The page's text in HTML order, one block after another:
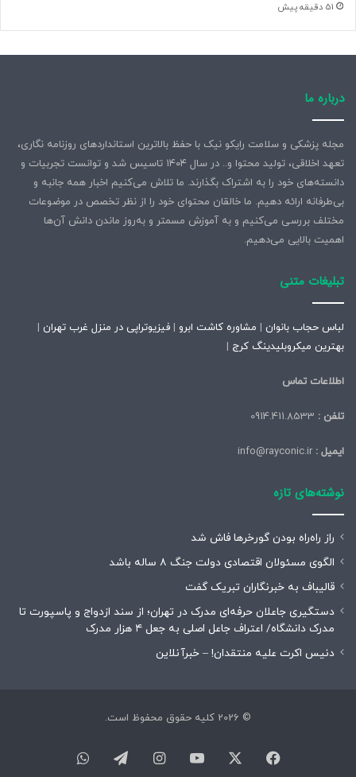
51 دقیقه پیش
درباره ما
مجله پزشکی و سلامت رایکو نیک با حفظ بالاترین استانداردهای روزنامه نگاری،
تعهد اخلاقی، تولید محتوا و.. در سال ۱۴۰۴ تاسیس شد و توانست تجربیات و
دانسته‌های خود را به اشتراک بگذارند. ما تلاش می‌کنیم اخبار همه جانبه و
بی‌طرفانه ارائه دهیم. ما خالقان محتوای خود را از نظر تخصص در موضوعات
مختلف بررسی می‌کنیم و به آموزش مسمتر و به‌روز ماندن دانش آن‌ها
اهمیت بالایی می‌دهیم.
تبلیغات متنی
لباس حجاب بانوان | مشاوره کاشت ابرو | فیزیوتراپی در منزل غرب تهران |
بهترین میکروبلیدینگ کرج |
اطلاعات تماس
تلفن :
ایمیل :
نوشته‌های تازه
راز راه‌راه بودن گورخرها فاش شد
الگوی مسئولان اقتصادی دولت جنگ ۸ ساله باشد
قالیباف به خبرنگاران تبریک گفت
دستگیری جاعلان حرفه‌ای مدرک در تهران؛ از سند ازدواج و پاسپورت تا
مدرک دانشگاه/ اعتراف جاعل اصلی به جعل ۴ هزار مدرک
دنیس اکرت علیه منتقدان! – خبرآنلاین
© 2026 کلیه حقوق محفوظ است.
فیسبوک ایکس یوتیوب اینستاگرامتلگرام